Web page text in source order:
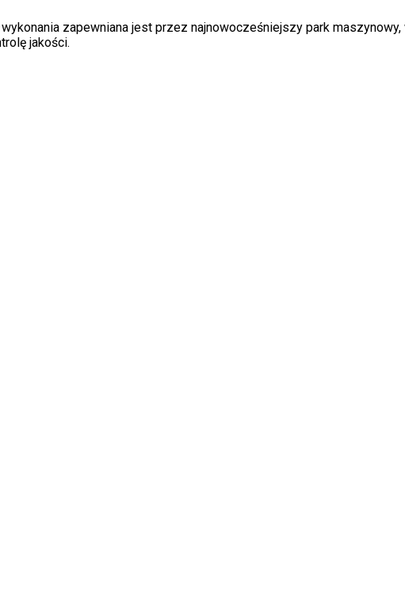
zapewniana jest przez najnowocześniejszy park
jakości.